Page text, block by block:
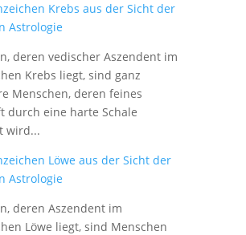
Krebs aus der Sicht der
Astrologie
deren vedischer Aszendent im
Krebs liegt, sind ganz
Menschen, deren feines
durch eine harte Schale
wird...
Löwe aus der Sicht der
Astrologie
deren Aszendent im
Löwe liegt, sind Menschen